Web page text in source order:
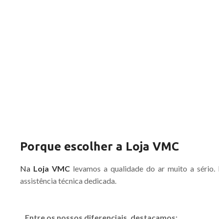
Porque escolher a Loja VMC
Na Loja VMC levamos a qualidade do ar muito a
assistência técnica dedicada.